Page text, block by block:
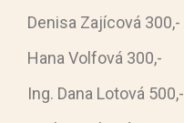
Denisa Zajícová 300,-
Hana Volfová 300,-
Ing. Dana Lotová 500,-